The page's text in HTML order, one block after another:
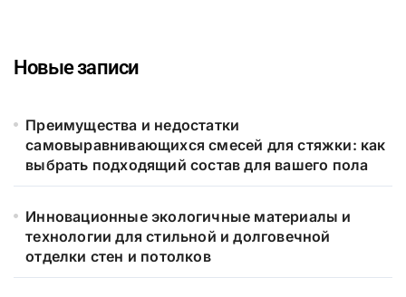
Новые записи
Преимущества и недостатки
самовыравнивающихся смесей для стяжки: как
выбрать подходящий состав для вашего пола
Инновационные экологичные материалы и
технологии для стильной и долговечной
отделки стен и потолков